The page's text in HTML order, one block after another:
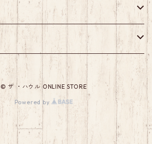
© ザ ・ハウル ONLINE STORE
Powered by